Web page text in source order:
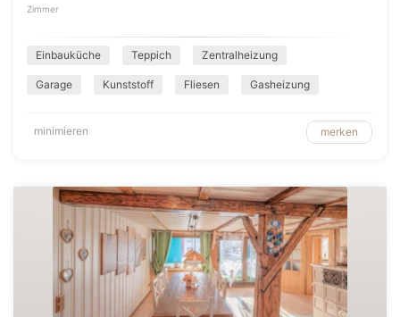
Zimmer
Einbauküche Teppich Zentralheizung
Garage Kunststoff Fliesen Gasheizung
minimieren merken